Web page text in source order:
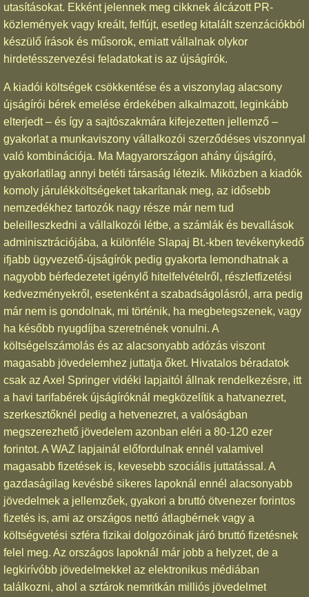
utasításokat. Ekként jelennek meg cikknek álcázott PR-
közlemények vagy kreált, felfújt, esetleg kitalált szenzációkból
készülő írások és műsorok, emiatt vállalnak olykor
hirdetésszervezési feladatokat is az újságírók.
A kiadói költségek csökkentése és a viszonylag alacsony
újságírói bérek emelése érdekében alkalmazott, leginkább
elterjedt – és így a sajtószakmára kifejezetten jellemző –
gyakorlat a munkaviszony vállalkozói szerződéses viszonnyal
való kombinációja. Ma Magyarországon ahány újságíró,
gyakorlatilag annyi betéti társaság létezik. Miközben a kiadók
komoly járulékköltségeket takarítanak meg, az idősebb
nemzedékhez tartozók nagy része már nem tud
beleilleszkedni a vállalkozói létbe, a számlák és bevallások
adminisztrációjába, a különféle Slapaj Bt.-kben tevékenykedő
ifjabb ügyvezető-újságírók pedig gyakorta lemondhatnak a
nagyobb bérfedezetet igénylő hitelfelvételről, részletfizetési
kedvezményekről, esetenként a szabadságolásról, arra pedig
már nem is gondolnak, mi történik, ha megbetegszenek, vagy
ha később nyugdíjba szeretnének vonulni. A
költségelszámolás és az alacsonyabb adózás viszont
magasabb jövedelemhez juttatja őket. Hivatalos béradatok
csak az Axel Springer vidéki lapjaitól állnak rendelkezésre, itt
a havi tarifabérek újságíróknál megközelítik a hatvanezret,
szerkesztőknél pedig a hetvenezret, a valóságban
megszerezhető jövedelem azonban eléri a 80-120 ezer
forintot. A WAZ lapjainál előfordulnak ennél valamivel
magasabb fizetések is, kevesebb szociális juttatással. A
gazdaságilag kevésbé sikeres lapoknál ennél alacsonyabb
jövedelmek a jellemzőek, gyakori a bruttó ötvenezer forintos
fizetés is, ami az országos nettó átlagbérnek vagy a
költségvetési szféra fizikai dolgozóinak járó bruttó fizetésnek
felel meg. Az országos lapoknál már jobb a helyzet, de a
legkirívóbb jövedelmekkel az elektronikus médiában
találkozni, ahol a sztárok nemritkán milliós jövedelmet